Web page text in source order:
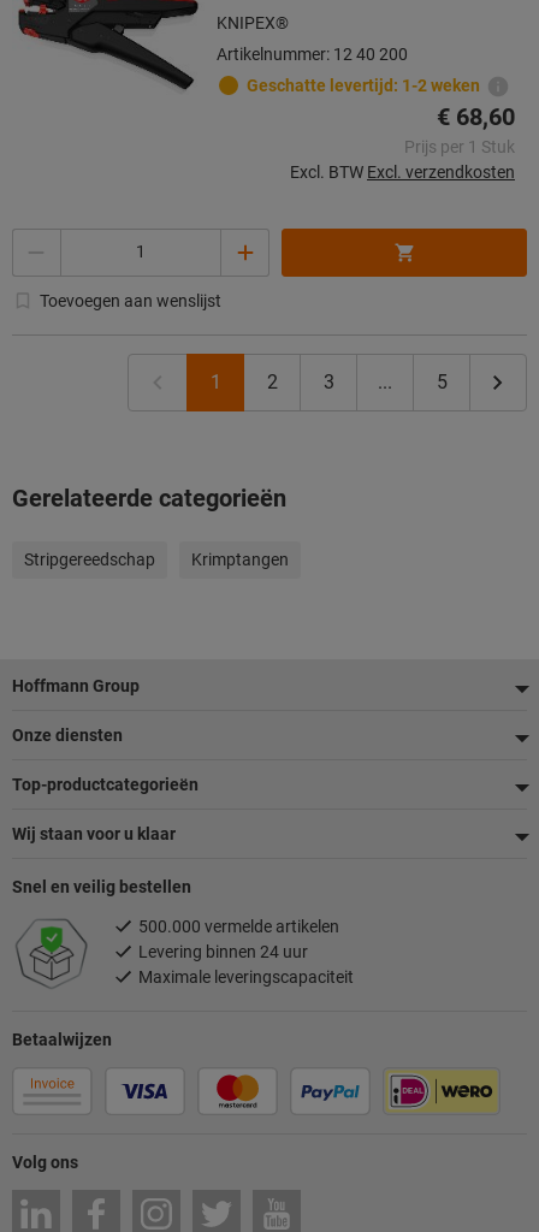
KNIPEX®
Artikelnummer: 12 40 200
Geschatte levertijd: 1-2 weken
€ 68,60
Prijs per 1 Stuk
Excl. BTW Excl. verzendkosten
Toevoegen aan wenslijst
1 2 3 ... 5
Gerelateerde categorieën
Stripgereedschap Krimptangen
Voettekst
Hoffmann Group
Onze diensten
Top-productcategorieën
Wij staan voor u klaar
Volg ons
Betaalwijzen
Snel en veilig bestellen
500.000 vermelde artikelen
Levering binnen 24 uur
Maximale leveringscapaciteit